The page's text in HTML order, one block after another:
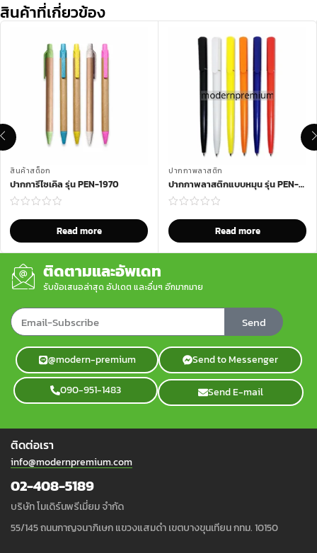
สินค้าที่เกี่ยวข้อง
สินค้าสต็อก
ปากการีไซเคิล รุ่น PEN-1970
Read more
ปากกาพลาสติก
ปากกาพลาสติกแบบหมุน รุ่น PEN-900
Read more
ติดตามและอัพเดท
รับข้อเสนอล่าสุด อัปเดต และอื่นๆ อีกมากมาย
Send
@modern-premium Send to Messenger
090-951-1483 Send E-mail
ติดต่อเรา
info@modernpremium.com
02-408-5189
บริษัท โมเดิร์นพรีเมี่ยม จำกัด
55/145 ถนนกาญจนาภิเษก แขวงแสมดำ เขตบางขุนเทียน กทม. 10150